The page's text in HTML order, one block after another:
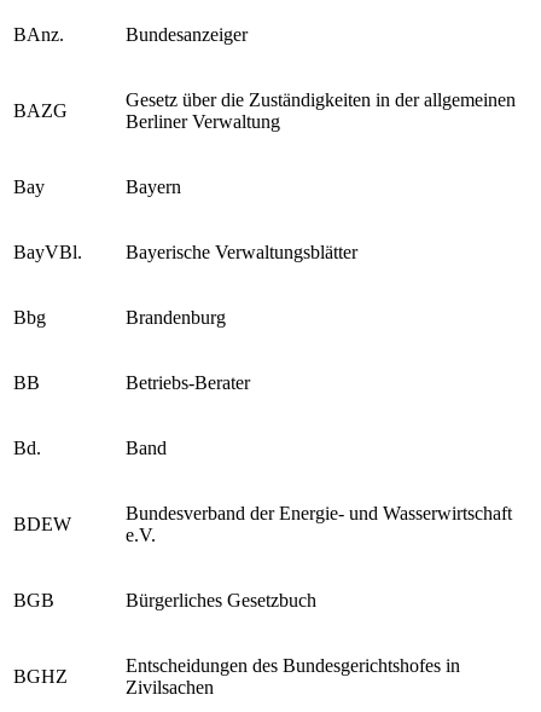
BAnz. Bundesanzeiger
BAZG
Gesetz über die Zuständigkeiten in der allgemeinen
Berliner Verwaltung
Bay Bayern
BayVBl. Bayerische Verwaltungsblätter
Bbg Brandenburg
BB Betriebs-Berater
Bd. Band
BDEW
Bundesverband der Energie- und Wasserwirtschaft
e.V.
BGB Bürgerliches Gesetzbuch
BGHZ
Entscheidungen des Bundesgerichtshofes in
Zivilsachen